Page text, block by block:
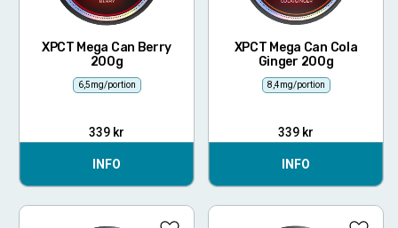
XPCT Mega Can Berry
200g
339 kr
6,5mg/portion
INFO
XPCT Mega Can Cola
Ginger 200g
339 kr
8,4mg/portion
INFO